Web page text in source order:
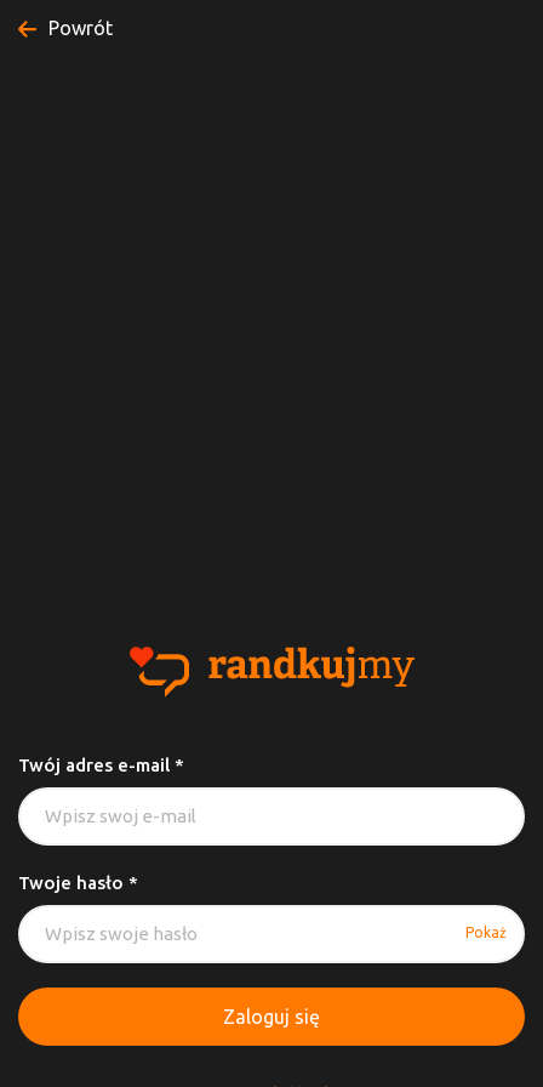
Powrót
Twój adres e-mail *
Twoje hasło *
Pokaż
Zaloguj się